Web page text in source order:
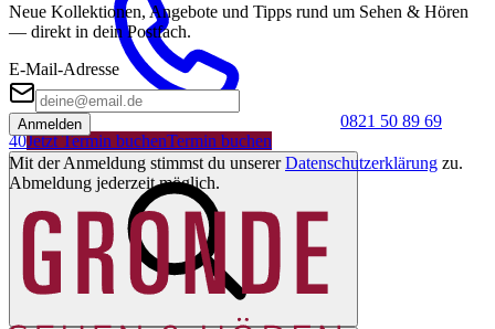
0821 50 89 69
40Jetzt Termin buchenTermin buchen
Neue Kollektionen, Angebote und Tipps rund um Sehen & Hören
— direkt in dein Postfach.
E-Mail-Adresse
Anmelden
Mit der Anmeldung stimmst du unserer Datenschutzerklärung zu.
Abmeldung jederzeit möglich.